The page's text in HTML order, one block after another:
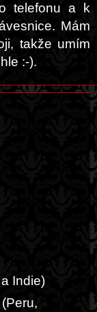
telefonu a k
Mám
takže umím
:-).
Indie)